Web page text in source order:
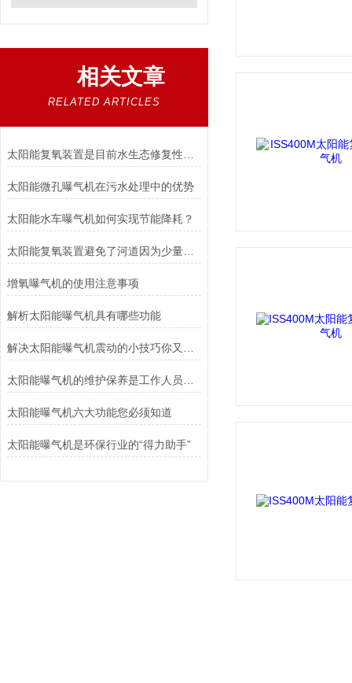
相关文章
RELATED ARTICLES
太阳能微孔曝气机在污水处理中的优势
太阳能水车曝气机如何实现节能降耗？
太阳能复氧装置避免了河道因为少量排污点而久治不愈
增氧曝气机的使用注意事项
解析太阳能曝气机具有哪些功能
太阳能曝气机六大功能您必须知道
太阳能曝气机是环保行业的“得力助手”